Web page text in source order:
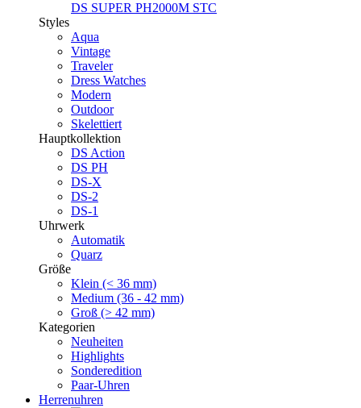
DS SUPER PH2000M STC
Styles
Aqua
Vintage
Traveler
Dress Watches
Modern
Outdoor
Skelettiert
Hauptkollektion
DS Action
DS PH
DS-X
DS-2
DS-1
Uhrwerk
Automatik
Quarz
Größe
Klein (< 36 mm)
Medium (36 - 42 mm)
Groß (> 42 mm)
Kategorien
Neuheiten
Highlights
Sonderedition
Paar-Uhren
Herrenuhren